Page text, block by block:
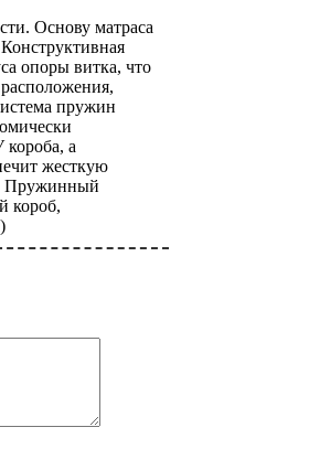
Основу матраса
опоры витка, что
пружин
а
жесткую
Пружинный
короб,